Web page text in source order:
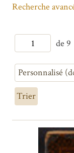
de 9
Recherche
Trier